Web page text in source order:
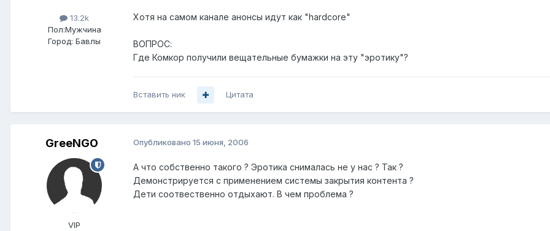
13.2k
Пол:Мужчина
Город: Бавлы
Хотя на самом канале анонсы идут как "hardcore"
ВОПРОС:
Где Комкор получили вещательные бумажки на эту "эротику"?
Вставить ник Цитата
GreeNGO
VIP
Опубликовано 15 июня, 2006
А что собственно такого ? Эротика снималась не у нас ? Так ?
Демонстрируется с применением системы закрытия контента ?
Дети соотвественно отдыхают. В чем проблема ?